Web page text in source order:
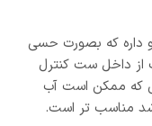
داره که بصورت حسی
داخل ست کنترل
که ممکن است آب
مناسب تر است.